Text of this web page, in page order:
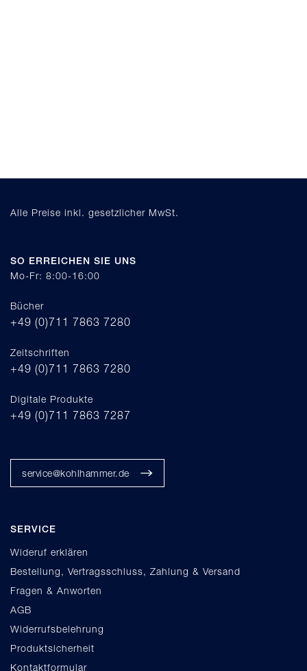
Alle Preise inkl. gesetzlicher MwSt.
SO ERREICHEN SIE UNS
Mo-Fr: 8:00-16:00
Bücher
+49 (0)711 7863 7280
Zeitschriften
+49 (0)711 7863 7280
Digitale Produkte
+49 (0)711 7863 7287
service@kohlhammer.de
SERVICE
Wideruf erklären
Bestellung, Vertragsschluss, Zahlung & Versand
Fragen & Anworten
AGB
Widerrufsbelehrung
Produktsicherheit
Kontaktformular